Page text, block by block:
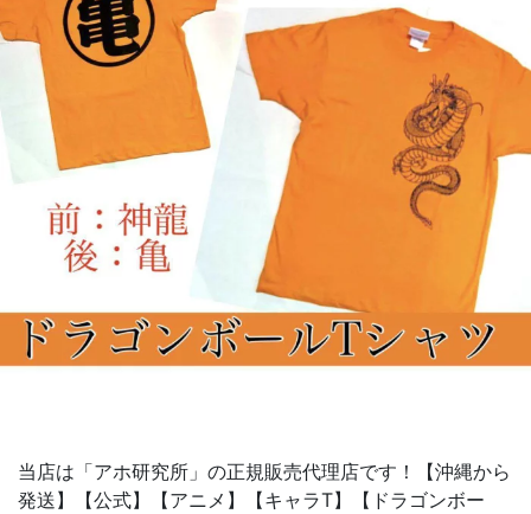
当店は「アホ研究所」の正規販売代理店です！【沖縄から
発送】【公式】【アニメ】【キャラT】【ドラゴンボー